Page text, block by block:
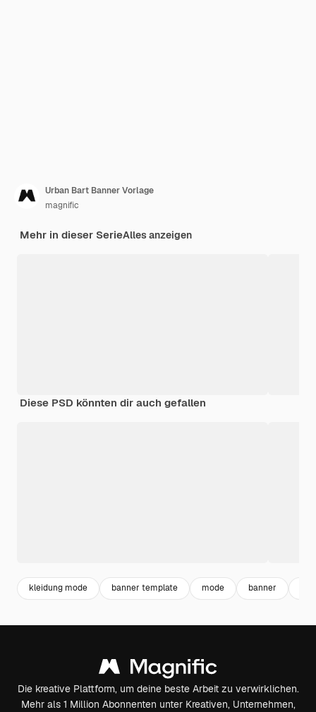
Urban Bart Banner Vorlage
magnific
Mehr in dieser SerieAlles anzeigen
Diese PSD könnten dir auch gefallen
kleidung mode banner template mode banner
Die kreative Plattform, um deine beste Arbeit zu verwirklichen.
Mehr als 1 Million Abonnenten unter Kreativen, Unternehmen,